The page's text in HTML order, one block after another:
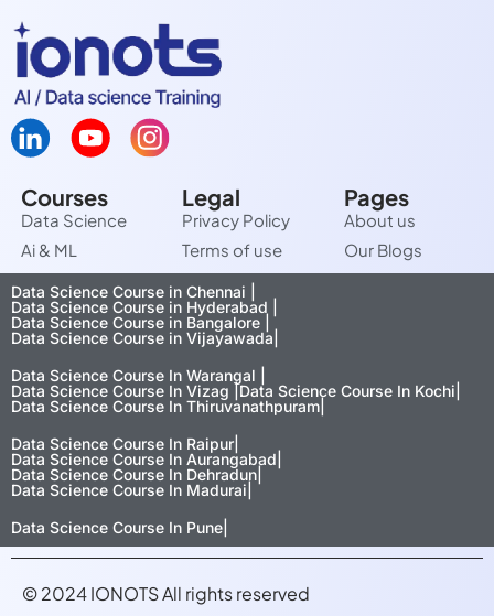
Courses
Data Science
Ai & ML
Legal
Privacy Policy
Terms of use
Pages
About us
Our Blogs
Data Science Course in Chennai |
Data Science Course in Hyderabad |
Data Science Course in Bangalore |
Data Science Course in Vijayawada|
Data Science Course In Warangal |
Data Science Course In Vizag |Data Science Course In Kochi|
Data Science Course In Thiruvanathpuram|
Data Science Course In Raipur|
Data Science Course In Aurangabad|
Data Science Course In Dehradun|
Data Science Course In Madurai|
Data Science Course In Pune|
© 2024 IONOTS All rights reserved